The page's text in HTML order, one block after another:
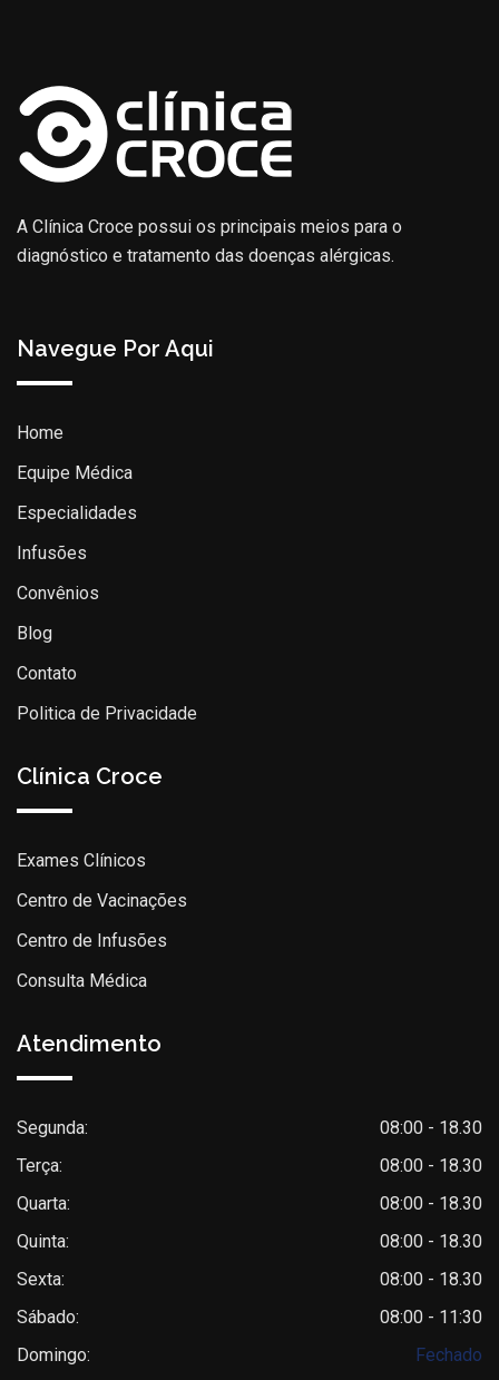
A Clínica Croce possui os principais meios para o
diagnóstico e tratamento das doenças alérgicas.
Navegue Por Aqui
Home
Equipe Médica
Especialidades
Infusões
Convênios
Blog
Contato
Politica de Privacidade
Clínica Croce
Exames Clínicos
Centro de Vacinações
Centro de Infusões
Consulta Médica
Atendimento
Segunda:
08:00 - 18.30
Terça:
08:00 - 18.30
Quarta:
08:00 - 18.30
Quinta:
08:00 - 18.30
Sexta:
08:00 - 18.30
Sábado:
08:00 - 11:30
Domingo:
Fechado